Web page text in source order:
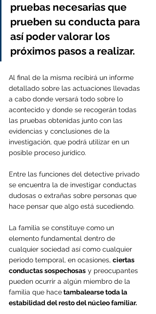
pruebas necesarias que
prueben su conducta para
así poder valorar los
próximos pasos a realizar.
Al final de la misma recibirá un informe
detallado sobre las actuaciones llevadas
a cabo donde versará todo sobre lo
acontecido y donde se recogerán todas
las pruebas obtenidas junto con las
evidencias y conclusiones de la
investigación, que podrá utilizar en un
posible proceso jurídico.
Entre las funciones del detective privado
se encuentra la de investigar conductas
dudosas o extrañas sobre personas que
hace pensar que algo está sucediendo.
La familia se constituye como un
elemento fundamental dentro de
cualquier sociedad así como cualquier
periodo temporal, en ocasiones, ciertas
conductas sospechosas y preocupantes
pueden ocurrir a algún miembro de la
familia que hace tambalearse toda la
estabilidad del resto del núcleo familiar.